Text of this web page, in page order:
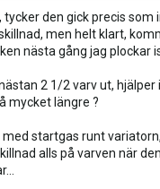
den gick precis som
men helt klart,
nästa gång jag plockar
2 1/2 varv ut, hjälper
mycket längre ?
med startgas runt
alls på varven när